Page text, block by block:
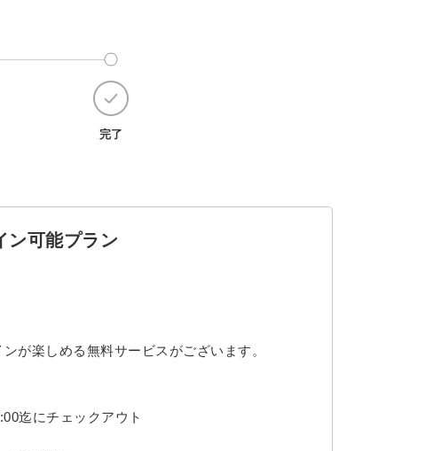
完了
可能プラン
が楽しめる無料サービスがございます。
迄にチェックアウト